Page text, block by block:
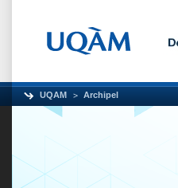
UQAM Archipel